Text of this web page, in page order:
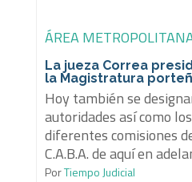
ÁREA
La jueza Correa
la Magistratura
Hoy también se
autoridades así como
diferentes comisiones
C.A.B.A. de aquí en
PorTiempo Judicial